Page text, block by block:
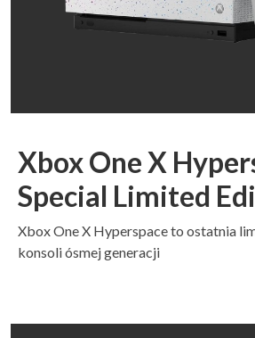
Xbox One X
Special Limited
Xbox One X Hyperspace to ostatnia
konsoli ósmej generacji